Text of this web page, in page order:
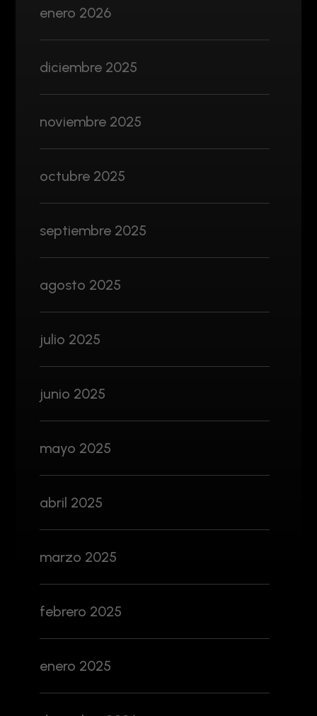
enero 2026
diciembre 2025
noviembre 2025
octubre 2025
septiembre 2025
agosto 2025
julio 2025
junio 2025
mayo 2025
abril 2025
marzo 2025
febrero 2025
enero 2025